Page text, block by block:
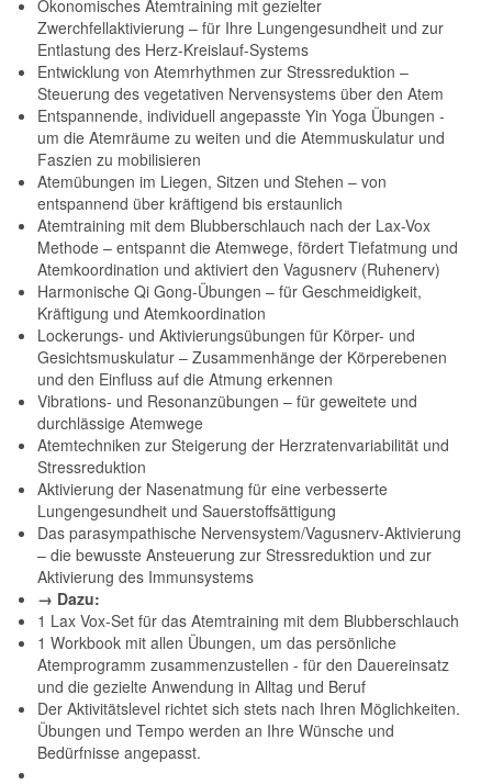
Ökonomisches Atemtraining mit gezielter
Zwerchfellaktivierung – für Ihre Lungengesundheit und zur
Entlastung des Herz-Kreislauf-Systems
Entwicklung von Atemrhythmen zur Stressreduktion –
Steuerung des vegetativen Nervensystems über den Atem
Entspannende, individuell angepasste Yin Yoga Übungen -
um die Atemräume zu weiten und die Atemmuskulatur und
Faszien zu mobilisieren
Atemübungen im Liegen, Sitzen und Stehen – von
entspannend über kräftigend bis erstaunlich
Atemtraining mit dem Blubberschlauch nach der Lax-Vox
Methode – entspannt die Atemwege, fördert Tiefatmung und
Atemkoordination und aktiviert den Vagusnerv (Ruhenerv)
Harmonische Qi Gong-Übungen – für Geschmeidigkeit,
Kräftigung und Atemkoordination
Lockerungs- und Aktivierungsübungen für Körper- und
Gesichtsmuskulatur – Zusammenhänge der Körperebenen
und den Einfluss auf die Atmung erkennen
Vibrations- und Resonanzübungen – für geweitete und
durchlässige Atemwege
Atemtechniken zur Steigerung der Herzratenvariabilität und
Stressreduktion
Aktivierung der Nasenatmung für eine verbesserte
Lungengesundheit und Sauerstoffsättigung
Das parasympathische Nervensystem/Vagusnerv-Aktivierung
– die bewusste Ansteuerung zur Stressreduktion und zur
Aktivierung des Immunsystems
→ Dazu:
1 Lax Vox-Set für das Atemtraining mit dem Blubberschlauch
1 Workbook mit allen Übungen, um das persönliche
Atemprogramm zusammenzustellen - für den Dauereinsatz
und die gezielte Anwendung in Alltag und Beruf
Der Aktivitätslevel richtet sich stets nach Ihren Möglichkeiten.
Übungen und Tempo werden an Ihre Wünsche und
Bedürfnisse angepasst.